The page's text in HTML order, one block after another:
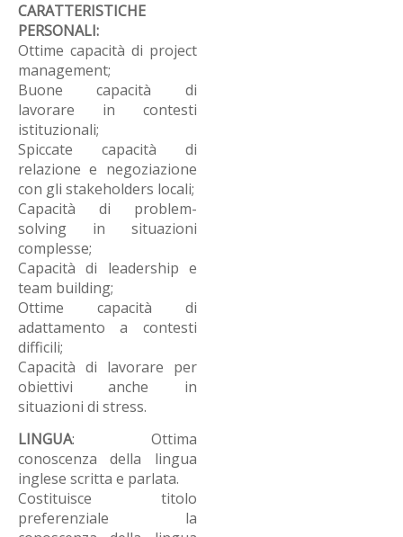
CARATTERISTICHE
PERSONALI:
Ottime capacità di project
management;
Buone capacità di
lavorare in contesti
istituzionali;
Spiccate capacità di
relazione e negoziazione
con gli stakeholders locali;
Capacità di problem-
solving in situazioni
complesse;
Capacità di leadership e
team building;
Ottime capacità di
adattamento a contesti
difficili;
Capacità di lavorare per
obiettivi anche in
situazioni di stress.
LINGUA: Ottima
conoscenza della lingua
inglese scritta e parlata.
Costituisce titolo
preferenziale la